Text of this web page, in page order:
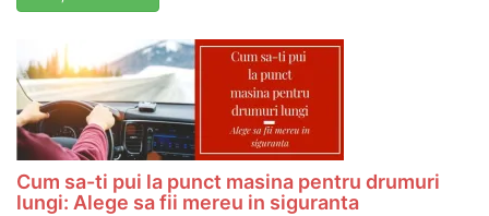
Cum sa-ti pui la punct masina pentru drumuri
lungi: Alege sa fii mereu in siguranta